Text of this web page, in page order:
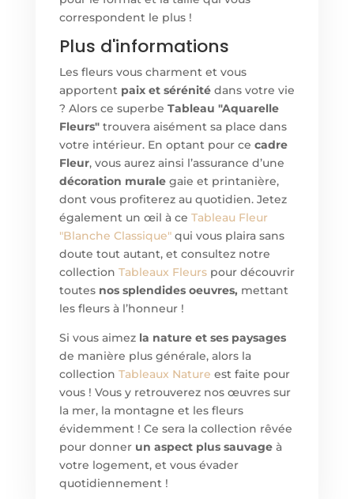
correspondent le plus !
Plus d'informations
Les fleurs vous charment et vous
apportent paix et sérénitédans votre vie
? Alors ce superbe Tableau "Aquarelle
Fleurs"trouvera aisément sa place dans
votre intérieur. En optant pour ce cadre
Fleur, vous aurez ainsi l’assurance d’une
décoration muralegaie et printanière,
dont vous profiterez au quotidien. Jetez
également un œil à ce Tableau Fleur
"Blanche Classique"qui vous plaira sans
doute tout autant, et consultez notre
collection Tableaux Fleurspour découvrir
toutes nos splendides oeuvres, mettant
les fleurs à l’honneur !
Si vous aimez la nature et ses paysages
de manière plus générale, alors la
collection Tableaux Nature est faite pour
vous ! Vous y retrouverez nos œuvres sur
la mer, la montagne et les fleurs
évidemment ! Ce sera la collection rêvée
pour donner un aspect plus sauvageà
votre logement, et vous évader
quotidiennement !